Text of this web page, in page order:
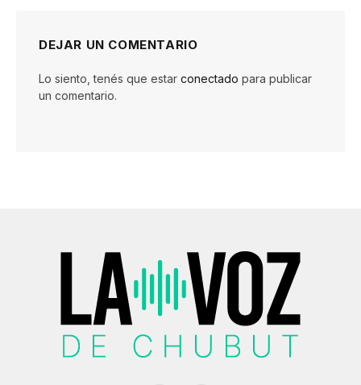
DEJAR UN COMENTARIO
Lo siento, tenés que estar conectado para publicar
un comentario.